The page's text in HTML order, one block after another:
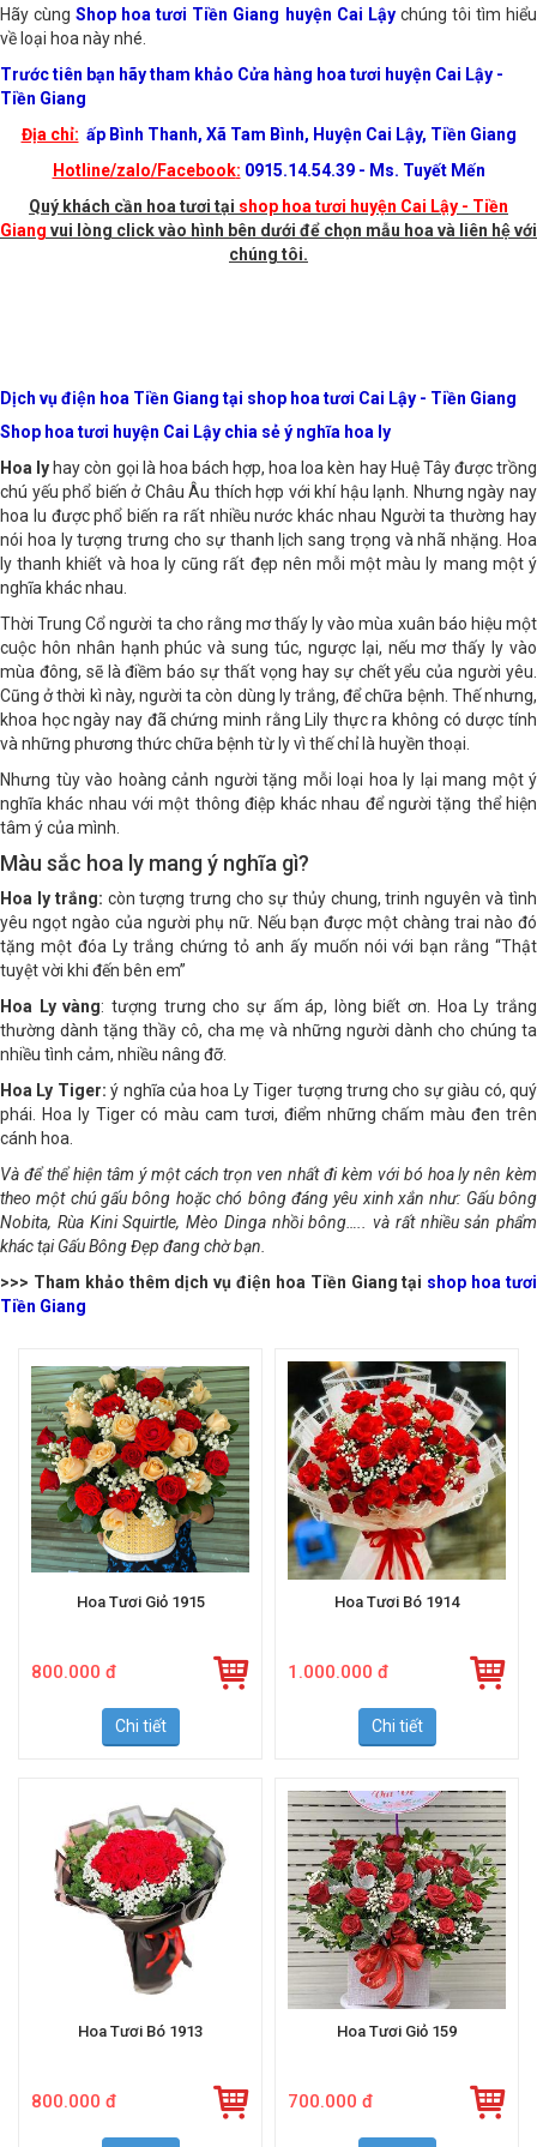
hợp để trang trí văn phòng làm việc hay trao tặng cho một người nào đó.
Hãy cùng
Shop hoa tươi Tiền Giang huyện Cai Lậy
chúng tôi tìm hiểu
về loại hoa này nhé.
Trước tiên bạn hãy tham khảo Cửa hàng hoa tươi huyện Cai Lậy -
Tiền Giang
Địa chỉ:ấp Bình Thanh, Xã Tam Bình, Huyện Cai Lậy, Tiền Giang
Hotline/zalo/Facebook:
0915.14.54.39 - Ms. Tuyết Mến
Quý khách cần hoa tươi tạishop hoa tươi huyện Cai Lậy - Tiền
Giangvui lòng click vào hình bên dưới để chọn mẫu hoa và liên hệ với
chúng tôi.
Dịch vụ điện hoa Tiền Giang tại shop hoa tươi Cai Lậy - Tiền Giang
Shop hoa tươi huyện Cai Lậy chia sẻ ý nghĩa hoa ly
Hoa lyhay còn gọi là hoa bách hợp, hoa loa kèn hay Huệ Tây được trồng
chú yếu phổ biến ở Châu Âu thích hợp với khí hậu lạnh. Nhưng ngày nay
hoa lu được phổ biến ra rất nhiều nước khác nhau Người ta thường hay
nói hoa ly tượng trưng cho sự thanh lịch sang trọng và nhã nhặng. Hoa
ly thanh khiết và hoa ly cũng rất đẹp nên mỗi một màu ly mang một ý
nghĩa khác nhau.
Thời Trung Cổ người ta cho rằng mơ thấy ly vào mùa xuân báo hiệu một
cuộc hôn nhân hạnh phúc và sung túc, ngược lại, nếu mơ thấy ly vào
mùa đông, sẽ là điềm báo sự thất vọng hay sự chết yểu của người yêu.
Cũng ở thời kì này, người ta còn dùng ly trắng, để chữa bệnh. Thế nhưng,
khoa học ngày nay đã chứng minh rằng Lily thực ra không có dược tính
và những phương thức chữa bệnh từ ly vì thế chỉ là huyền thoại.
Nhưng tùy vào hoàng cảnh người tặng mỗi loại hoa ly lại mang một ý
nghĩa khác nhau với một thông điệp khác nhau để người tặng thể hiện
tâm ý của mình.
Màu sắc hoa ly mang ý nghĩa gì?
Hoa ly trắng:
còn tượng trưng cho sự thủy chung, trinh nguyên và tình
yêu ngọt ngào của người phụ nữ. Nếu bạn được một chàng trai nào đó
tặng một đóa Ly trắng chứng tỏ anh ấy muốn nói với bạn rằng “Thật
tuyệt vời khi đến bên em”
Hoa Ly vàng : tượng trưng cho sự ấm áp, lòng biết ơn. Hoa Ly trắng
thường dành tặng thầy cô, cha mẹ và những người dành cho chúng ta
nhiều tình cảm, nhiều nâng đỡ.
Hoa Ly Tiger:ý nghĩa của hoa Ly Tiger tượng trưng cho sự giàu có, quý
phái. Hoa ly Tiger có màu cam tươi, điểm những chấm màu đen trên
Và để thể hiện tâm ý một cách trọn ven nhất đi kèm với bó hoa ly nên kèm
theo một chú gấu bông hoặc chó bông đáng yêu xinh xắn như: Gấu bông
Nobita, Rùa Kini Squirtle, Mèo Dinga nhồi bông….. và rất nhiều sản phẩm
khác tại Gấu Bông Đẹp đang chờ bạn.
>>> Tham khảo thêm dịch vụ điện hoa Tiền Giang tại
shop hoa tươi
Tiền Giang
Chi tiết Chi tiết